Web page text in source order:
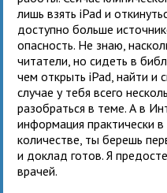
лишь взять iPad и
доступно больше
опасность. Не знаю,
читатели, но сидеть в
чем открыть iPad, найти и
случае у тебя всего
разобраться в теме. А в
информация практически
количестве, ты берешь
и доклад готов. Я
врачей.